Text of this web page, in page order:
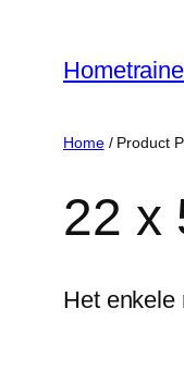
Home/ Product
‎22 x
Het enkele